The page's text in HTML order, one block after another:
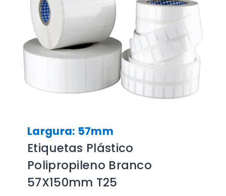
Largura: 57mm
Etiquetas Plástico
Polipropileno Branco
57X150mm T25